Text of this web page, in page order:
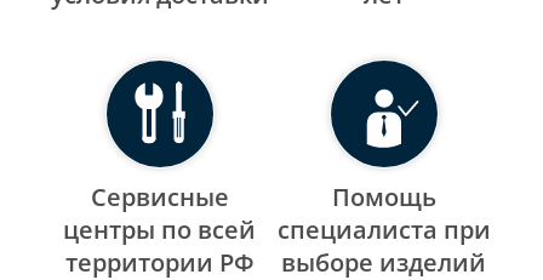
Сервисные
центры по всей
территории РФ
Помощь
специалиста при
выборе изделий